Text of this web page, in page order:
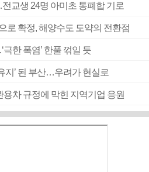
교생 24명 아미초 통폐합 기로
로 확정, 해양수도 도약의 전환점
한 폭염’ 한풀 꺾일 듯
지’ 된 부산…우려가 현실로
차 규정에 막힌 지역기업 응원